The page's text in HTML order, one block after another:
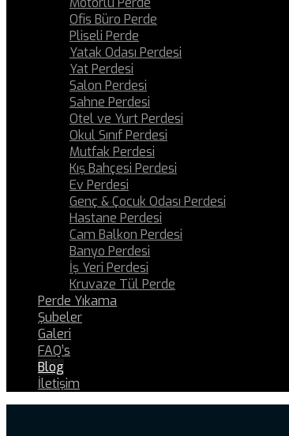
Ofis Büro Perde
Pliseli Perde
Yatak Odası Perdesi
Yat Perdesi
Salon Perdesi
Sahne Perdesi
Otel ve Yurt Perdesi
Okul Sınıf Perdesi
Mutfak Perdesi
Kış Bahçesi Perdesi
Ev Perdesi
Genç & Çocuk Odası Perdesi
Hastane Perdesi
Cam Balkon Perdesi
Banyo Perdesi
İş Yeri Perdesi
Kruvaze Tül Perde
Perde Yıkama
Şubeler
Galeri
FAQ’s
Blog
İletişim